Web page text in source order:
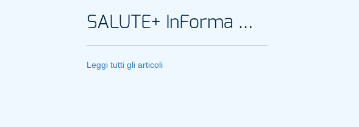
SALUTE+ InForma Magazine
Leggi tutti gli articoli